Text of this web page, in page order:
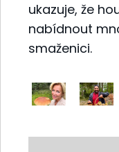
ukazuje, že
nabídnout
smaženici.